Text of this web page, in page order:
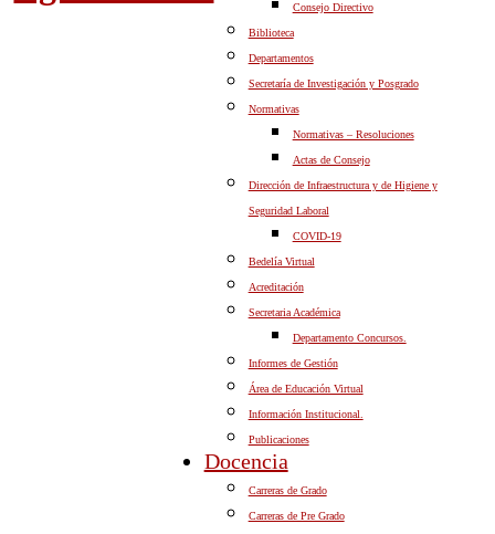
Consejo Directivo
Biblioteca
Departamentos
Secretaría de Investigación y Posgrado
Normativas
Normativas – Resoluciones
Actas de Consejo
Dirección de Infraestructura y de Higiene y
Seguridad Laboral
COVID-19
Bedelía Virtual
Acreditación
Secretaria Académica
Departamento Concursos.
Informes de Gestión
Área de Educación Virtual
Información Institucional.
Publicaciones
Docencia
Carreras de Grado
Carreras de Pre Grado